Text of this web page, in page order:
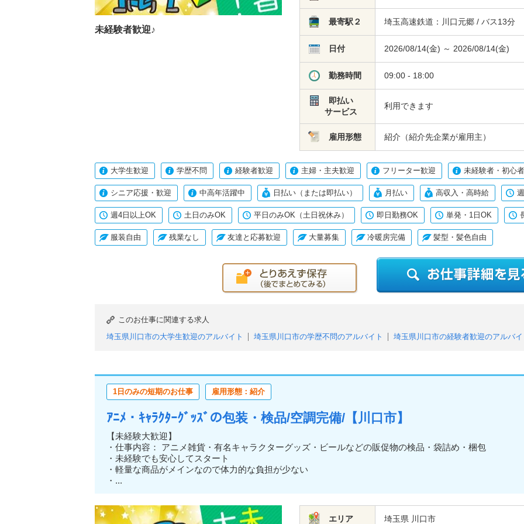
未経験者歓迎♪
最寄駅２ 埼玉高速鉄道：川口元郷 / バス13分
日付 2026/08/14(金) ～ 2026/08/14(金)
勤務時間 09:00 - 18:00
即払い
サービス
利用できます
雇用形態 紹介（紹介先企業が雇用主）
大学生歓迎 学歴不問 経験者歓迎 主婦・主夫歓迎 フリーター歓迎 未経験者・初心
シニア応援・歓迎 中高年活躍中 日払い（または即払い） 月払い 高収入・高時給
週4日以上OK 土日のみOK 平日のみOK（土日祝休み） 即日勤務OK 単発・1日OK
服装自由 残業なし 友達と応募歓迎 大量募集 冷暖房完備 髪型・髪色自由
このお仕事に関連する求人
埼玉県川口市の大学生歓迎のアルバイト
埼玉県川口市の学歴不問のアルバイト
埼玉県川口市の経験者歓迎のアルバ
埼玉県川口市の日払い（または即払い）のアルバイト
埼玉県川口市の月払いのアルバイト
埼玉県川口市の高収入・
埼玉県川口市の週1日からOKのアルバイト
埼玉県川口市の週2、3日からOKのアルバイト
埼玉県川口市の単発・1日OKのアルバイト
埼玉県川口市の長期歓迎のアルバイト
埼玉県川口市の服装自由のアルバイト
埼玉県川口市の大量募集のアルバイト
埼玉県川口市の冷暖房完備のアルバイト 埼玉県川口市の髪型・髪色自由のア
1日のみの短期のお仕事 雇用形態：紹介
ｱﾆﾒ・ｷｬﾗｸﾀｰｸﾞｯｽﾞの包装・検品/空調完備/【川口市】
【未経験大歓迎】
・仕事内容： アニメ雑貨・有名キャラクターグッズ・ビールなどの販促物の検品・袋詰め・梱包
・未経験でも安心してスタート
・軽量な商品がメインなので体力的な負担が少ない
・...
エリア 埼玉県 川口市